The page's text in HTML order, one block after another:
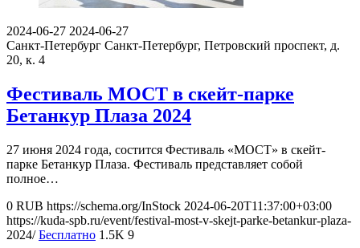
2024-06-27 2024-06-27
Санкт-Петербург Санкт-Петербург, Петровский проспект, д.
20, к. 4
Фестиваль МОСТ в скейт-парке
Бетанкур Плаза 2024
27 июня 2024 года, состится Фестиваль «МОСТ» в скейт-
парке Бетанкур Плаза. Фестиваль представляет собой
полное…
0 RUB https://schema.org/InStock 2024-06-20T11:37:00+03:00
https://kuda-spb.ru/event/festival-most-v-skejt-parke-betankur-plaza-
2024/ Бесплатно 1.5K 9